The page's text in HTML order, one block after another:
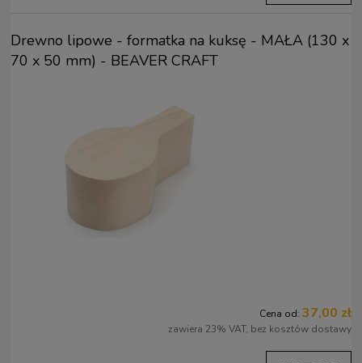
Drewno lipowe - formatka na kuksę - MAŁA (130 x
70 x 50 mm) - BEAVER CRAFT
Cena od: 37,00 zł
zawiera 23% VAT, bez kosztów dostawy